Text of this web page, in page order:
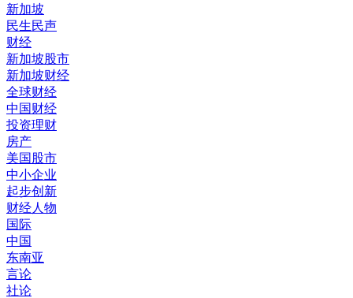
新加坡
民生民声
财经
新加坡股市
新加坡财经
全球财经
中国财经
投资理财
房产
美国股市
中小企业
起步创新
财经人物
国际
中国
东南亚
言论
社论